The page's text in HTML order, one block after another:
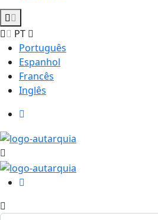
PT
Português
Espanhol
Francês
Inglês